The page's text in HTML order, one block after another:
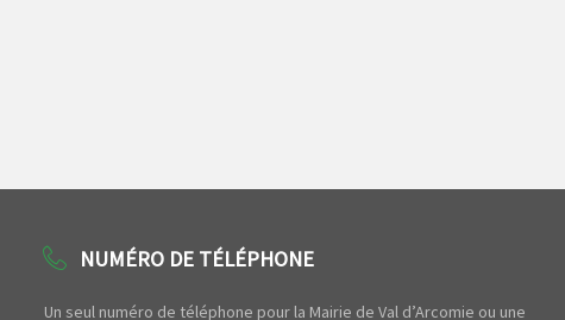
NUMÉRO DE TÉLÉPHONE
Un seul numéro de téléphone pour la Mairie de Val d’Arcomie ou une